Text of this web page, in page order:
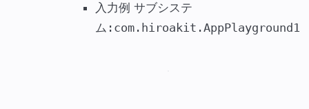
入力例 サブシステ
ム:com.hiroakit.AppPlayground1